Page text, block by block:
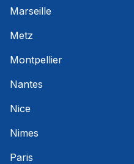
Marseille
Metz
Montpellier
Nantes
Nice
Nimes
Paris